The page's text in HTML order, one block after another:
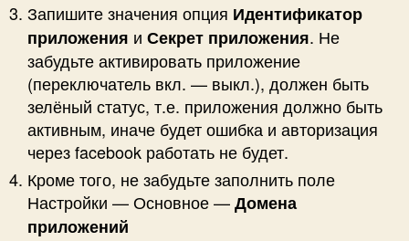
Запишите значения опция Идентификатор
приложения и Секрет приложения. Не
забудьте активировать приложение
(переключатель вкл. — выкл.), должен быть
зелёный статус, т.е. приложения должно быть
активным, иначе будет ошибка и авторизация
через facebook работать не будет.
Кроме того, не забудьте заполнить поле
Настройки — Основное —Домена
приложений